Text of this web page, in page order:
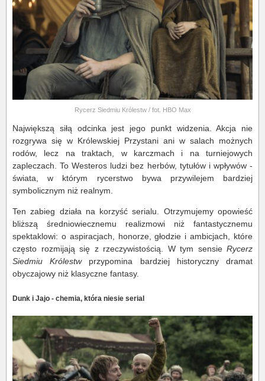
Rycerz Siedmiu Królestw / fot. HBO Max
Największą siłą odcinka jest jego punkt widzenia. Akcja nie
rozgrywa się w Królewskiej Przystani ani w salach możnych
rodów, lecz na traktach, w karczmach i na turniejowych
zapleczach. To Westeros ludzi bez herbów, tytułów i wpływów -
świata, w którym rycerstwo bywa przywilejem bardziej
symbolicznym niż realnym.
Ten zabieg działa na korzyść serialu. Otrzymujemy opowieść
bliższą średniowiecznemu realizmowi niż fantastycznemu
spektaklowi: o aspiracjach, honorze, głodzie i ambicjach, które
często rozmijają się z rzeczywistością. W tym sensie Rycerz
Siedmiu Królestwprzypomina bardziej historyczny dramat
obyczajowy niż klasyczne fantasy.
Dunk i Jajo - chemia, która niesie serial